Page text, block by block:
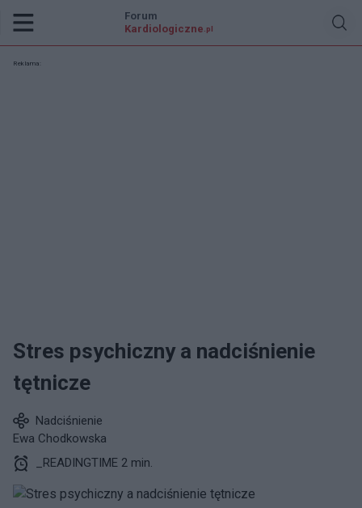
Forum
Kardiologiczne .pl
Reklama:
Stres psychiczny a nadciśnienie
tętnicze
Nadciśnienie
Ewa Chodkowska
_READINGTIME 2 min.